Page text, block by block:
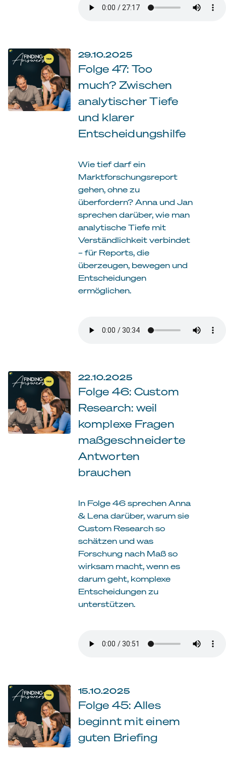
29.10.2025
Folge 47: Too
much? Zwischen
analytischer Tiefe
und klarer
Entscheidungshilfe
Wie tief darf ein
Marktforschungsreport
gehen, ohne zu
überfordern? Anna und Jan
sprechen darüber, wie man
analytische Tiefe mit
Verständlichkeit verbindet
– für Reports, die
überzeugen, bewegen und
Entscheidungen
ermöglichen.
22.10.2025
Folge 46: Custom
Research: weil
komplexe Fragen
maßgeschneiderte
Antworten
brauchen
In Folge 46 sprechen Anna
& Lena darüber, warum sie
Custom Research so
schätzen und was
Forschung nach Maß so
wirksam macht, wenn es
darum geht, komplexe
Entscheidungen zu
unterstützen.
15.10.2025
Folge 45: Alles
beginnt mit einem
guten Briefing